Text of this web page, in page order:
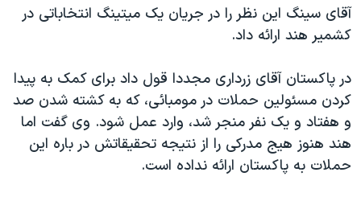
صفحه‌های ویژه
آقای سينگ اين نظر را در جريان يک ميتينگ انتخاباتی در
کشمير هند ارائه داد.
در پاکستان آقای زرداری مجددا قول داد برای کمک به پيدا
کردن مسئولين حملات در مومبائی، که به کشته شدن صد
و هفتاد و يک نفر منجر شد، وارد عمل شود. وی گفت اما
هند هنوز هيج مدرکی را از نتيجه تحقيقاتش در باره اين
حملات به پاکستان ارائه نداده است.